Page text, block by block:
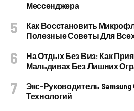
Мессенджера
Как Восстановить
Полезные Советы Для
На Отдых Без Виз: Как
Мальдивах Без Лишних
Экс-Руководитель
Технологий